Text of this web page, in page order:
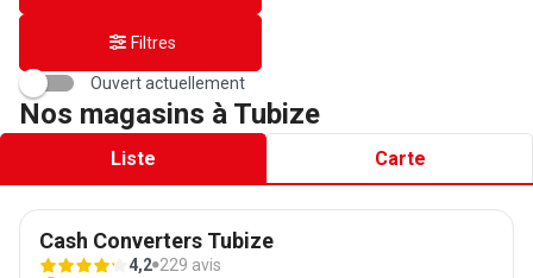
Filtres
Ouvert actuellement
Nos magasins à Tubize
Liste Carte
Cash Converters Tubize
4,2 229 avis